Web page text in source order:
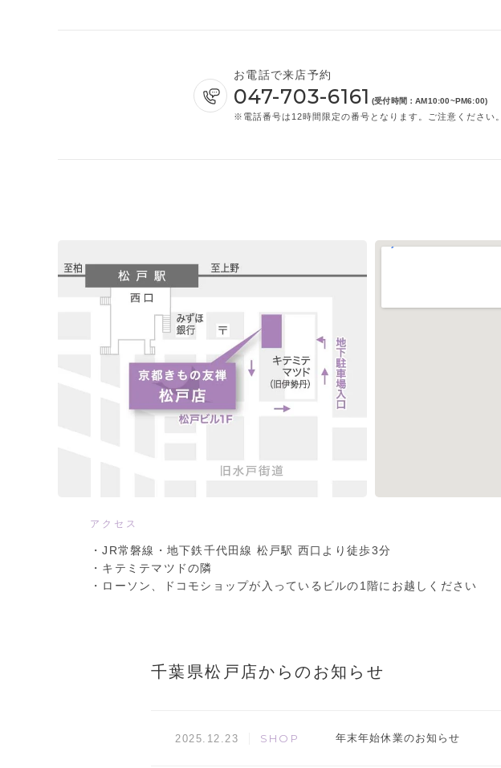
お電話で来店予約
047-703-6161 (受付時間：AM10:00~PM6:00)
※電話番号は12時間限定の番号となります。ご注意ください。
アクセス
・JR常磐線・地下鉄千代田線 松戸駅 西口より徒歩3分
・キテミテマツドの隣
・ローソン、ドコモショップが入っているビルの1階にお越しください
千葉県松戸店からのお知らせ
2025.12.23 SHOP 年末年始休業のお知らせ